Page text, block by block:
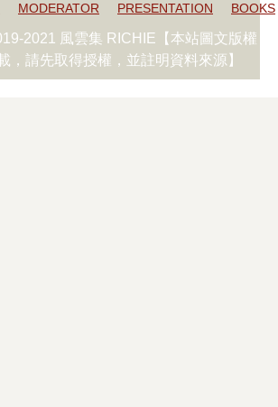
MODERATOR PRESENTATION BOOKS
2021 風雲集 RICHIE【本站圖文版權
，請先取得授權，並註明資料來源】